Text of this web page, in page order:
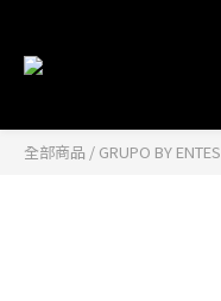
全部商品 / GRUPO BY ENTES